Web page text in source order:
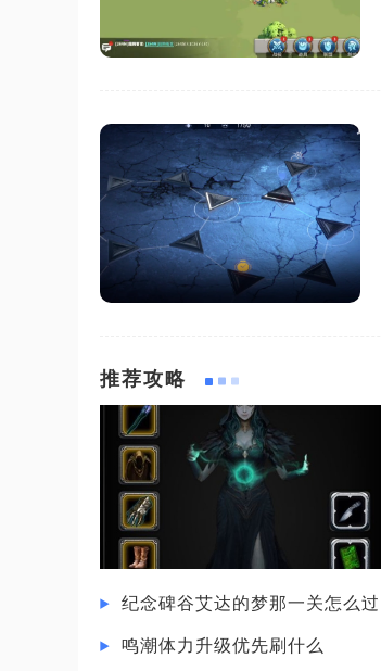
推荐攻略
纪念碑谷艾达的梦那一关怎么过
鸣潮体力升级优先刷什么